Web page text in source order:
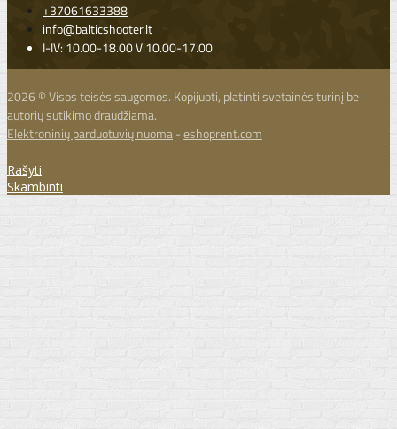
+37061633388
info@balticshooter.lt
I-IV: 10.00-18.00 V:10.00-17.00
2026 © Visos teisės saugomos. Kopijuoti, platinti svetainės turinį be
autorių sutikimo draudžiama.
Elektroninių parduotuvių nuoma-eshoprent.com
Rašyti
Skambinti